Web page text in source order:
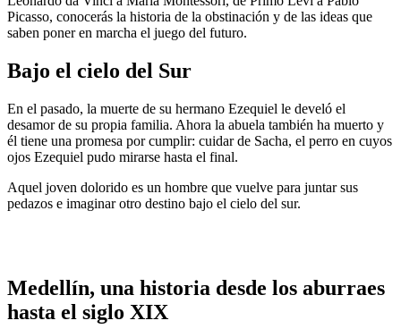
Picasso, conocerás la historia de la obstinación y de las ideas que
saben poner en marcha el juego del futuro.
Bajo el cielo del Sur
En el pasado, la muerte de su hermano Ezequiel le develó el
desamor de su propia familia. Ahora la abuela también ha muerto y
él tiene una promesa por cumplir: cuidar de Sacha, el perro en cuyos
ojos Ezequiel pudo mirarse hasta el final.
Aquel joven dolorido es un hombre que vuelve para juntar sus
pedazos e imaginar otro destino bajo el cielo del sur.
Medellín, una historia desde los aburraes
hasta el siglo XIX